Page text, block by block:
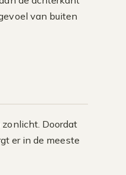
van buiten
Doordat
er in de meeste